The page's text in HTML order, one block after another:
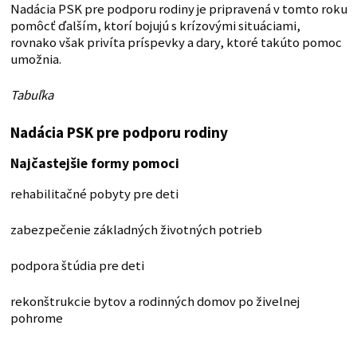
Nadácia PSK pre podporu rodiny je pripravená v tomto roku
pomôcť ďalším, ktorí bojujú s krízovými situáciami,
rovnako však privíta príspevky a dary, ktoré takúto pomoc
umožnia.
Tabuľka
Nadácia PSK pre podporu rodiny
Najčastejšie formy pomoci
rehabilitačné pobyty pre deti
zabezpečenie základných životných potrieb
podpora štúdia pre deti
rekonštrukcie bytov a rodinných domov po živelnej
pohrome